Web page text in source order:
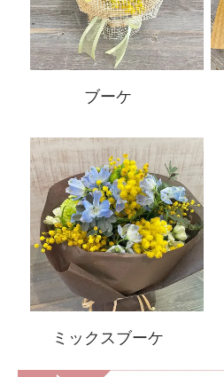
ブーケ
ミックスブーケ